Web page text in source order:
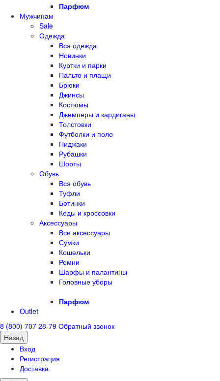
Парфюм
Мужчинам
Sale
Одежда
Вся одежда
Новинки
Куртки и парки
Пальто и плащи
Брюки
Джинсы
Костюмы
Джемперы и кардиганы
Толстовки
Футболки и поло
Пиджаки
Рубашки
Шорты
Обувь
Вся обувь
Туфли
Ботинки
Кеды и кроссовки
Аксессуары
Все аксессуары
Сумки
Кошельки
Ремни
Шарфы и палантины
Головные уборы
Парфюм
Outlet
8 (800) 707 28-79 Обратный звонок
Назад
Вход
Регистрация
Доставка